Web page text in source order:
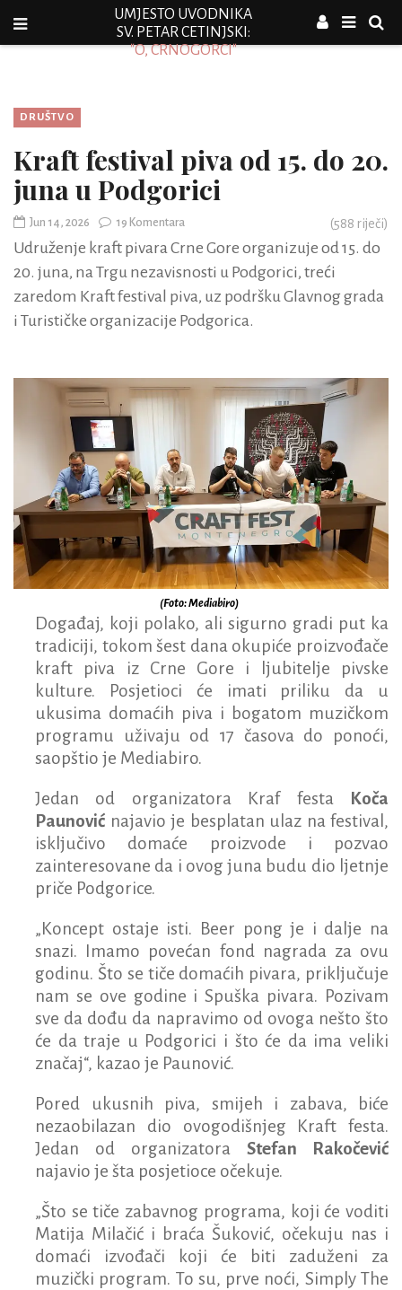
UMJESTO UVODNIKA
SV. PETAR CETINJSKI:
"O, CRNOGORCI"
DRUŠTVO
Kraft festival piva od 15. do 20.
juna u Podgorici
Jun 14, 2026 19 Komentara (588 riječi)
Udruženje kraft pivara Crne Gore organizuje od 15. do
20. juna, na Trgu nezavisnosti u Podgorici, treći
zaredom Kraft festival piva, uz podršku Glavnog grada
i Turističke organizacije Podgorica.
(Foto: Mediabiro)
Događaj, koji polako, ali sigurno gradi put ka
tradiciji, tokom šest dana okupiće proizvođače
kraft piva iz Crne Gore i ljubitelje pivske
kulture. Posjetioci će imati priliku da u
ukusima domaćih piva i bogatom muzičkom
programu uživaju od 17 časova do ponoći,
saopštio je Mediabiro.
Jedan od organizatora Kraf festa Koča
Paunović najavio je besplatan ulaz na festival,
isključivo domaće proizvode i pozvao
zainteresovane da i ovog juna budu dio ljetnje
priče Podgorice.
„Koncept ostaje isti. Beer pong je i dalje na
snazi. Imamo povećan fond nagrada za ovu
godinu. Što se tiče domaćih pivara, priključuje
nam se ove godine i Spuška pivara. Pozivam
sve da dođu da napravimo od ovoga nešto što
će da traje u Podgorici i što će da ima veliki
značaj“, kazao je Paunović.
Pored ukusnih piva, smijeh i zabava, biće
nezaobilazan dio ovogodišnjeg Kraft festa.
Jedan od organizatora Stefan Rakočević
najavio je šta posjetioce očekuje.
„Što se tiče zabavnog programa, koji će voditi
Matija Milačić i braća Šuković, očekuju nas i
domaći izvođači koji će biti zaduženi za
muzički program. To su, prve noći, Simply The